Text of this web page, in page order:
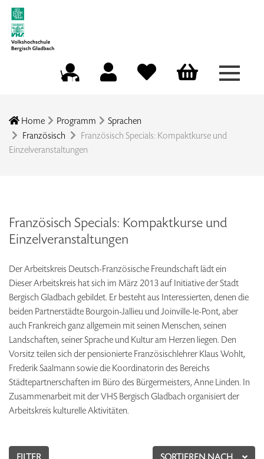
Menü
Home Programm
Sprachen
Französisch
Französisch Specials: Kompaktkurse und
Einzelveranstaltungen
Französisch Specials: Kompaktkurse und
Einzelveranstaltungen
Der Arbeitskreis Deutsch-Französische Freundschaft lädt ein
Dieser Arbeitskreis hat sich im März 2013 auf Initiative der Stadt
Bergisch Gladbach gebildet. Er besteht aus Interessierten, denen die
beiden Partnerstädte Bourgoin-Jallieu und Joinville-le-Pont, aber
auch Frankreich ganz allgemein mit seinen Menschen, seinen
Landschaften, seiner Sprache und Kultur am Herzen liegen. Den
Vorsitz teilen sich der pensionierte Französischlehrer Klaus Wohlt,
Frederik Saalmann sowie die Koordinatorin des Bereichs
Städtepartnerschaften im Büro des Bürgermeisters, Anne Linden. In
Zusammenarbeit mit der VHS Bergisch Gladbach organisiert der
Arbeitskreis kulturelle Aktivitäten.